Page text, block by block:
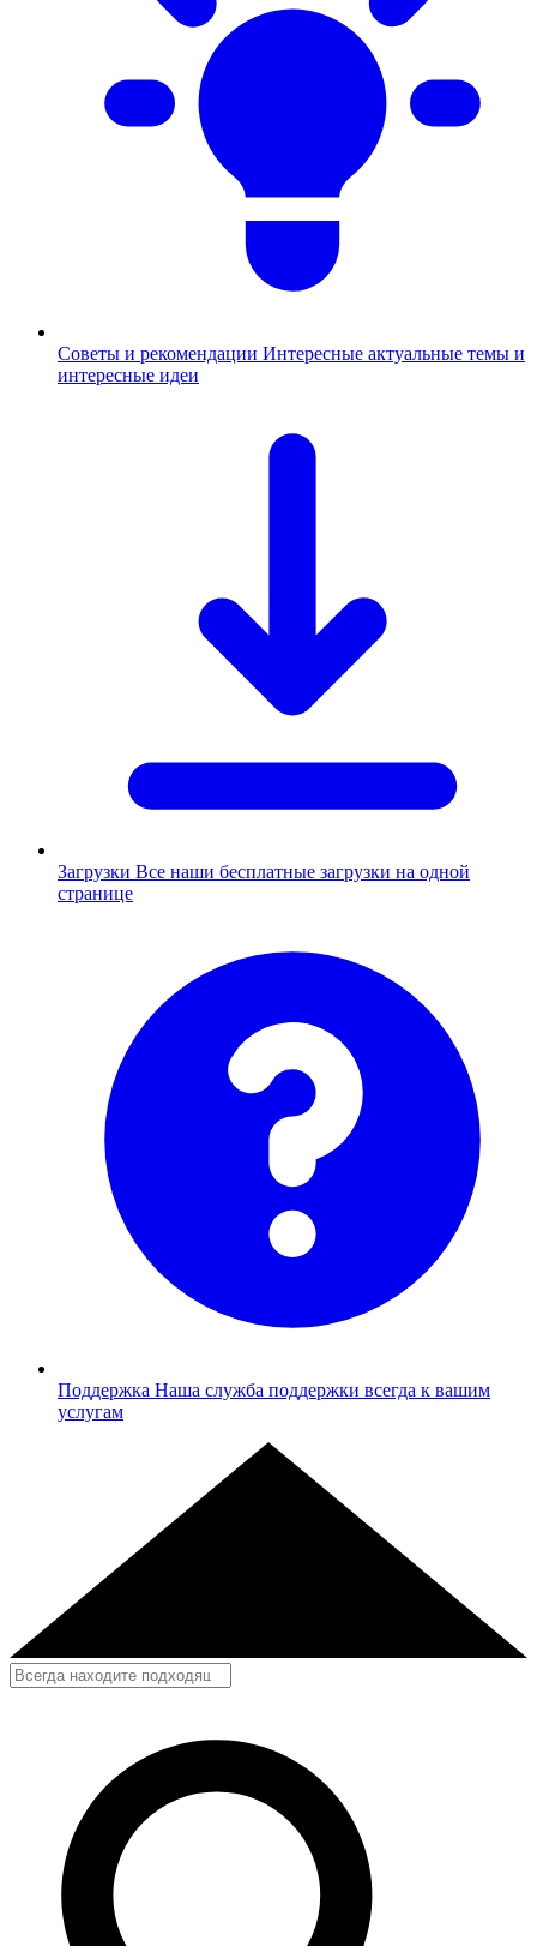
Советы и рекомендации Интересные актуальные темы и
интересные идеи
Загрузки Все наши бесплатные загрузки на одной
странице
Поддержка Наша служба поддержки всегда к вашим
услугам